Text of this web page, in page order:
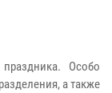
Особо
а также